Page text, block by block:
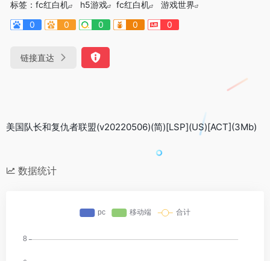
标签： fc红白机 h5游戏 fc红白机
游戏世界
0
0 0 0 0
链接直达
美国队长和复仇者联盟(v20220506)(简)[LSP](US)[ACT](3Mb)
数据统计